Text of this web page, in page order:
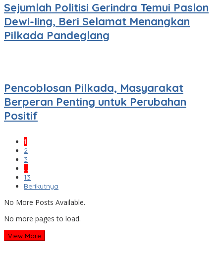
Sejumlah Politisi Gerindra Temui Paslon
Dewi-Iing, Beri Selamat Menangkan
Pilkada Pandeglang
Pencoblosan Pilkada, Masyarakat
Berperan Penting untuk Perubahan
Positif
1
2
3
…
13
Berikutnya
No More Posts Available.
No more pages to load.
View More